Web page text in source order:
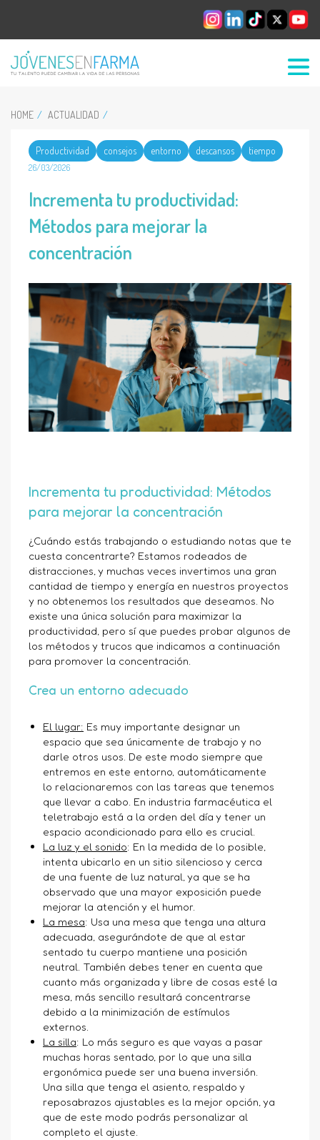
HOME ACTUALIDAD
Productividad consejos entorno descansos tiempo
26/03/2026
Incrementa tu productividad:
Métodos para mejorar la
concentración
Incrementa tu productividad: Métodos
para mejorar la concentración
¿Cuándo estás trabajando o estudiando notas que te
cuesta concentrarte? Estamos rodeados de
distracciones, y muchas veces invertimos una gran
cantidad de tiempo y energía en nuestros proyectos
y no obtenemos los resultados que deseamos. No
existe una única solución para maximizar la
productividad, pero sí que puedes probar algunos de
los métodos y trucos que indicamos a continuación
para promover la concentración.
Crea un entorno adecuado
El lugar: Es muy importante designar un
espacio que sea únicamente de trabajo y no
darle otros usos. De este modo siempre que
entremos en este entorno, automáticamente
lo relacionaremos con las tareas que tenemos
que llevar a cabo. En industria farmacéutica el
teletrabajo está a la orden del día y tener un
espacio acondicionado para ello es crucial.
La luz y el sonido: En la medida de lo posible,
intenta ubicarlo en un sitio silencioso y cerca
de una fuente de luz natural, ya que se ha
observado que una mayor exposición puede
mejorar la atención y el humor.
La mesa: Usa una mesa que tenga una altura
adecuada, asegurándote de que al estar
sentado tu cuerpo mantiene una posición
neutral. También debes tener en cuenta que
cuanto más organizada y libre de cosas esté la
mesa, más sencillo resultará concentrarse
debido a la minimización de estímulos
externos.
La silla: Lo más seguro es que vayas a pasar
muchas horas sentado, por lo que una silla
ergonómica puede ser una buena inversión.
Una silla que tenga el asiento, respaldo y
reposabrazos ajustables es la mejor opción, ya
que de este modo podrás personalizar al
completo el ajuste.